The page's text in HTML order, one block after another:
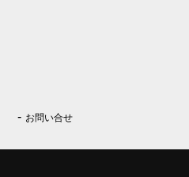
お問い合せ